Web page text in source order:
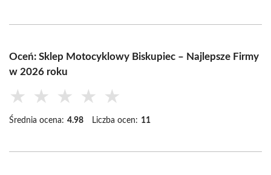
Oceń: Sklep Motocyklowy Biskupiec – Najlepsze Firmy
w 2026 roku
★ ★ ★ ★ ★
Średnia ocena: 4.98 Liczba ocen: 11